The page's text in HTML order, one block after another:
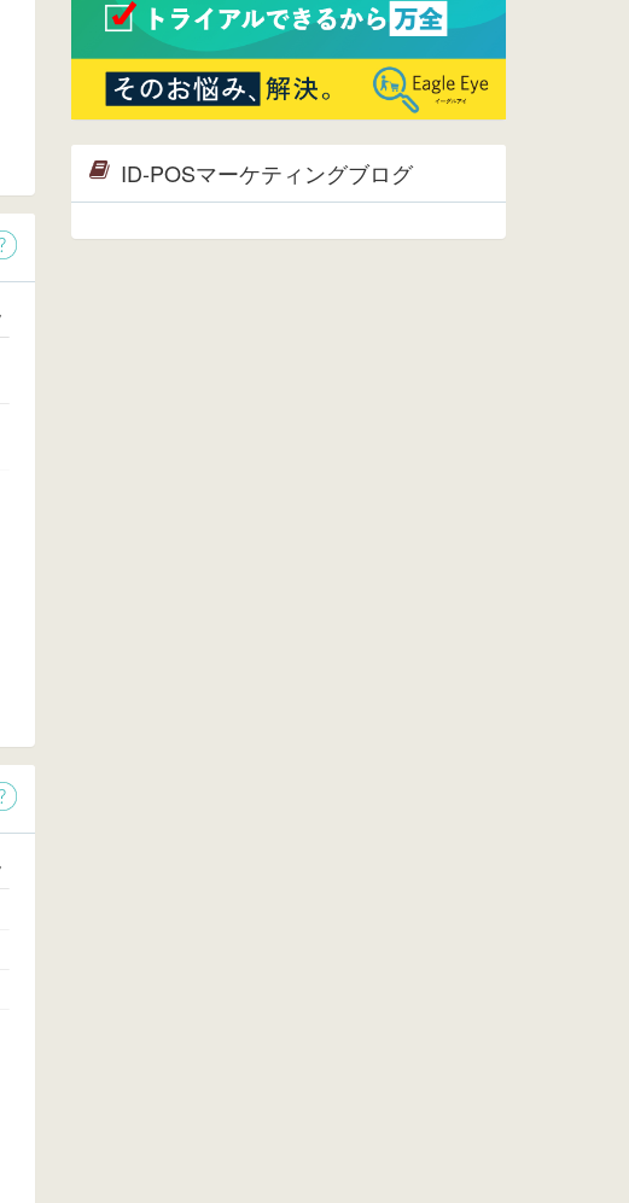
詳細はこちら。
2015/04/20
ウレコンサイトリリースしました。
ID-POSマーケティングブログ